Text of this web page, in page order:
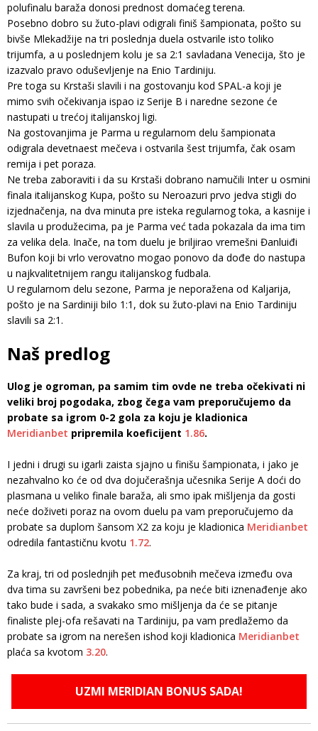
polufinalu baraža donosi prednost domaćeg terena.
Posebno dobro su žuto-plavi odigrali finiš šampionata, pošto su
bivše Mlekadžije na tri poslednja duela ostvarile isto toliko
trijumfa, a u poslednjem kolu je sa 2:1 savladana Venecija, što je
izazvalo pravo oduševljenje na Enio Tardiniju.
Pre toga su Krstaši slavili i na gostovanju kod SPAL-a koji je
mimo svih očekivanja ispao iz Serije B i naredne sezone će
nastupati u trećoj italijanskoj ligi.
Na gostovanjima je Parma u regularnom delu šampionata
odigrala devetnaest mečeva i ostvarila šest trijumfa, čak osam
remija i pet poraza.
Ne treba zaboraviti i da su Krstaši dobrano namučili Inter u osmini
finala italijanskog Kupa, pošto su Neroazuri prvo jedva stigli do
izjednačenja, na dva minuta pre isteka regularnog toka, a kasnije i
slavila u produžecima, pa je Parma već tada pokazala da ima tim
za velika dela. Inače, na tom duelu je briljirao vremešni Đanluiđi
Bufon koji bi vrlo verovatno mogao ponovo da dođe do nastupa
u najkvalitetnijem rangu italijanskog fudbala.
U regularnom delu sezone, Parma je neporažena od Kaljarija,
pošto je na Sardiniji bilo 1:1, dok su žuto-plavi na Enio Tardiniju
slavili sa 2:1.
Naš predlog
Ulog je ogroman, pa samim tim ovde ne treba očekivati ni
veliki broj pogodaka, zbog čega vam preporučujemo da
probate sa igrom 0-2 gola za koju je kladionica
Meridianbet pripremila koeficijent 1.86.
I jedni i drugi su igarli zaista sjajno u finišu šampionata, i jako je
nezahvalno ko će od dva dojučerašnja učesnika Serije A doći do
plasmana u veliko finale baraža, ali smo ipak mišljenja da gosti
neće doživeti poraz na ovom duelu pa vam preporučujemo da
probate sa duplom šansom X2 za koju je kladionica Meridianbet
odredila fantastičnu kvotu 1.72.
Za kraj, tri od poslednjih pet međusobnih mečeva između ova
dva tima su završeni bez pobednika, pa neće biti iznenađenje ako
tako bude i sada, a svakako smo mišljenja da će se pitanje
finaliste plej-ofa rešavati na Tardiniju, pa vam predlažemo da
probate sa igrom na nerešen ishod koji kladionica Meridianbet
plaća sa kvotom 3.20.
UZMI MERIDIAN BONUS SADA!